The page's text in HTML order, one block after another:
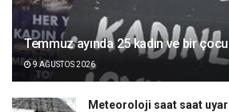
Temmuz ayında 25 kadın ve bir
9 AĞUSTOS 2026
Meteoroloji saat saat